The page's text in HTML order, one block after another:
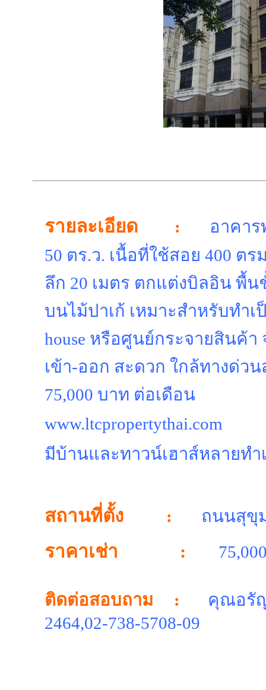
รายละเอียด :
อาคา
50 ตร.ว. เนื้อที่ใช้สอย 400 ตร
ลึก 20 เมตร ตกแต่งบิลอิน พื้
บนไม้ปาเก้ เหมาะสำหรับทำเ
house หรือศูนย์กระจายสินค้
เข้า-ออก สะดวก ใกล้ทางด่ว
75,000 บาท ต่อเดือน
www.ltcpropertythai.com
มีบ้านและทาวน์เฮาส์หลายทำ
สถานที่ตั้ง : ถนนสุขุ
ราคาเช่า :
ติดต่อสอบถาม :
คุณอรัญ
2464,02-738-5708-09